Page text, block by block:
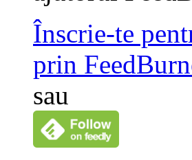
Înscrie-te
prin
sau